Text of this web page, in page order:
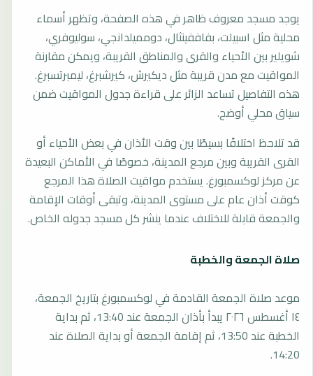
يوجد مسجد معروف ظاهر في هذه الصفحة، وتظهر أسماء
محلية مثل اسبيلت، بفاففينثال، دومميلدانجي، سوليوفري،
شويلير بين الأحياء والقرى والمناطق القريبة، ويمكن مقارنة
المواقيت مع مدن قريبة مثل ديكيرش، كيرشبرغ، ليمبرتسبرغ.
هذه التفاصيل تساعد الزائر على قراءة جدول المواقيت ضمن
سياق محلي أوضح.
قد تلاحظ اختلافًا بسيطًا بين وقت الأذان في بعض الأحياء أو
القرى القريبة وبين مرجع المدينة، خصوصًا في الأماكن البعيدة
عن مركز لوكسمبورغ. يستخدم مواقيت الصلاة هذا المرجع
كوقت أذان عام على مستوى المدينة، وتبقى أوقات الإقامة
والجمعة قابلة للاختلاف عندما ينشر كل مسجد جدوله الخاص.
صلاة الجمعة والخطبة
موعد صلاة الجمعة القادمة في لوكسمبورغ بتاريخ الجمعة،
١٤ أغسطس ٢٠٢٦ يبدأ بأذان الجمعة عند 13:40، ثم بداية
الخطبة عند 13:50، ثم إقامة الجمعة أو بداية الصلاة عند
14:20.